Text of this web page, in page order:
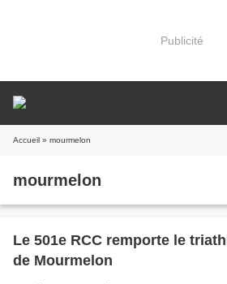
Publicité
Accueil » mourmelon
mourmelon
Le 501e RCC remporte le
de Mourmelon